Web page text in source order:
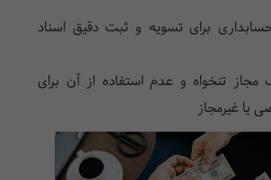
برای تسویه و ثبت دقیق اسناد
تنخواه و عدم استفاده از آن برای
یا غیرمجاز